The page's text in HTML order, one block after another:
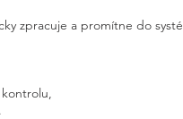
zpracuje a promítne do